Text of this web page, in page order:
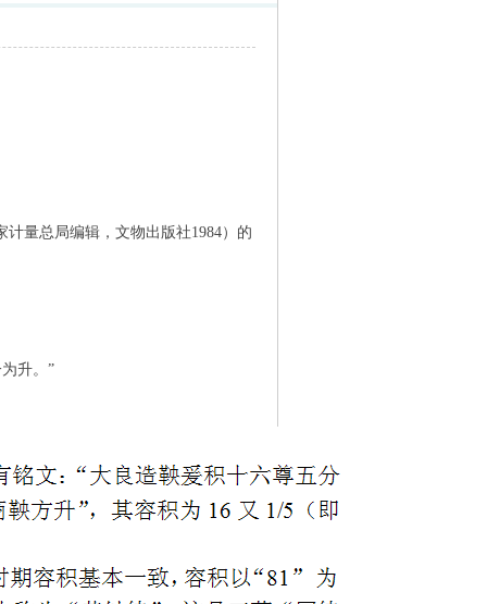
量总局编辑，文物出版社1984）的
升。”